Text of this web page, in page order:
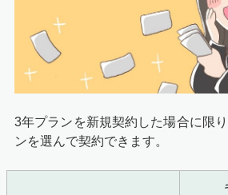
3年プランを新規契約した場合に限
ンを選んで契約できます。